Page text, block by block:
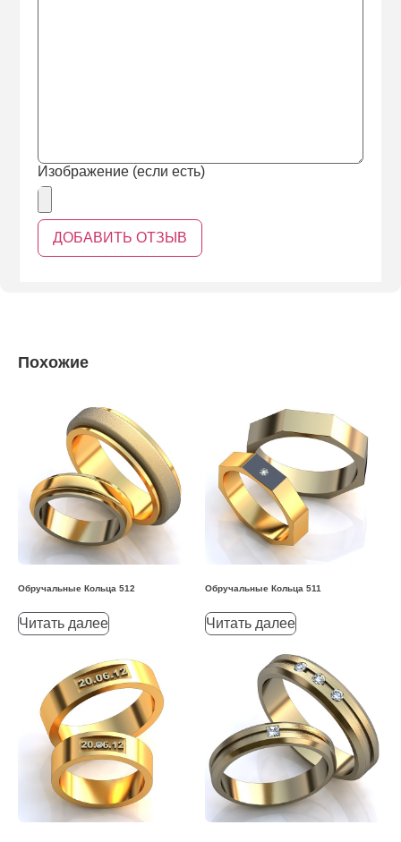
Изображение (если есть)
Похожие
Обручальные Кольца 512
Читать далее
Обручальные Кольца 511
Читать далее